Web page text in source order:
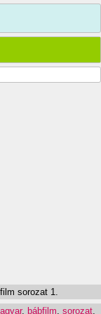
sorozat 1.
, bábfilm sorozat